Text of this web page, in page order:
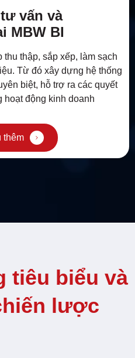
vấn và
MBW BI
thập, sắp xếp, làm sạch
Từ đó xây dựng hệ thống
biệt, hỗ trợ ra các quyết
hoạt động kinh doanh
thêm
tiêu biểu và
lược